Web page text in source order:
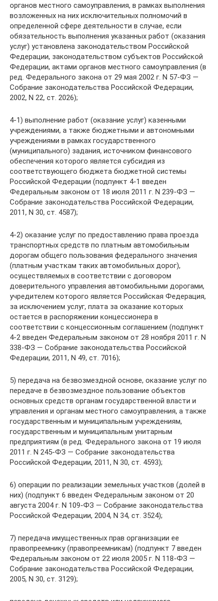
органов местного самоуправления, в рамках выполнения
возложенных на них исключительных полномочий в
определенной сфере деятельности в случае, если
обязательность выполнения указанных работ (оказания
услуг) установлена законодательством Российской
Федерации, законодательством субъектов Российской
Федерации, актами органов местного самоуправления (в
ред. Федерального закона от 29 мая 2002 г. N 57-ФЗ —
Собрание законодательства Российской Федерации,
2002, N 22, ст. 2026);
4-1) выполнение работ (оказание услуг) казенными
учреждениями, а также бюджетными и автономными
учреждениями в рамках государственного
(муниципального) задания, источником финансового
обеспечения которого является субсидия из
соответствующего бюджета бюджетной системы
Российской Федерации (подпункт 4-1 введен
Федеральным законом от 18 июля 2011 г. N 239-ФЗ —
Собрание законодательства Российской Федерации,
2011, N 30, ст. 4587);
4-2) оказание услуг по предоставлению права проезда
транспортных средств по платным автомобильным
дорогам общего пользования федерального значения
(платным участкам таких автомобильных дорог),
осуществляемых в соответствии с договором
доверительного управления автомобильными дорогами,
учредителем которого является Российская Федерация,
за исключением услуг, плата за оказание которых
остается в распоряжении концессионера в
соответствии с концессионным соглашением (подпункт
4-2 введен Федеральным законом от 28 ноября 2011 г. N
338-ФЗ — Собрание законодательства Российской
Федерации, 2011, N 49, ст. 7016);
5) передача на безвозмездной основе, оказание услуг по
передаче в безвозмездное пользование объектов
основных средств органам государственной власти и
управления и органам местного самоуправления, а также
государственным и муниципальным учреждениям,
государственным и муниципальным унитарным
предприятиям (в ред. Федерального закона от 19 июля
2011 г. N 245-ФЗ — Собрание законодательства
Российской Федерации, 2011, N 30, ст. 4593);
6) операции по реализации земельных участков (долей в
них) (подпункт 6 введен Федеральным законом от 20
августа 2004 г. N 109-ФЗ — Собрание законодательства
Российской Федерации, 2004, N 34, ст. 3524);
7) передача имущественных прав организации ее
правопреемнику (правопреемникам) (подпункт 7 введен
Федеральным законом от 22 июля 2005 г. N 118-ФЗ —
Собрание законодательства Российской Федерации,
2005, N 30, ст. 3129);